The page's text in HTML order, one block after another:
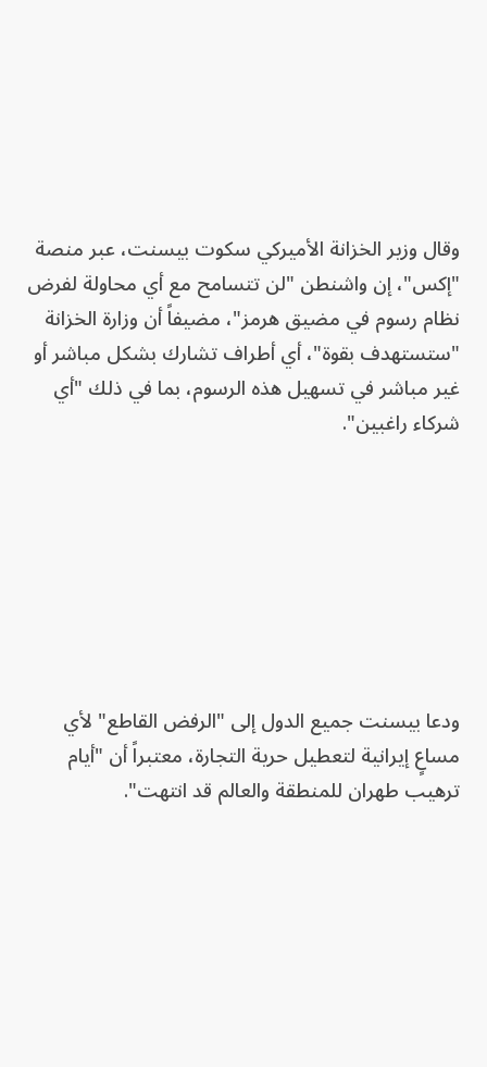
وقال وزير الخزانة الأميركي سكوت بيسنت، عبر منصة
"إكس"، إن واشنطن "لن تتسامح مع أي محاولة لفرض
نظام رسوم في مضيق هرمز"، مضيفاً أن وزارة الخزانة
"ستستهدف بقوة"، أي أطراف تشارك بشكل مباشر أو
غير مباشر في تسهيل هذه الرسوم، بما في ذلك "أي
شركاء راغبين".
ودعا بيسنت جميع الدول إلى "الرفض القاطع" لأي
مساعٍ إيرانية لتعطيل حرية التجارة، معتبراً أن "أيام
ترهيب طهران للمنطقة والعالم قد انتهت".